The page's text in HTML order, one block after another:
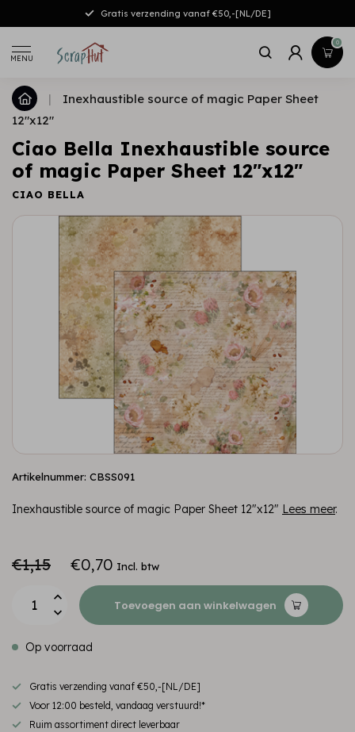
Gratis verzending vanaf €50,-[NL/DE]
MENU
0
|
Inexhaustible source of magic Paper Sheet
12"x12"
Ciao Bella Inexhaustible source
of magic Paper Sheet 12"x12"
CIAO BELLA
Artikelnummer: CBSS091
Inexhaustible source of magic Paper Sheet 12"x12" Lees meer.
€1,15 €0,70 Incl. btw
Toevoegen aan winkelwagen
Op voorraad
Gratis verzending vanaf €50,-[NL/DE]
Voor 12:00 besteld, vandaag verstuurd!*
Ruim assortiment direct leverbaar